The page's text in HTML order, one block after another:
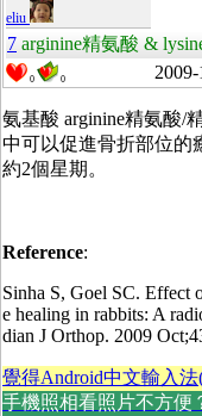
eliu
7 arginine精氨酸 &
0 0
氨基酸 arginine精氨酸/
中可以促進骨折部位的
約2個星期。
Reference:
Sinha S, Goel SC. Effect
e healing in rabbits: A
dian J Orthop. 2009
覺得Android中文輸入
手機照相看照片不方便